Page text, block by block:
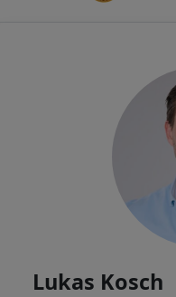
Lukas Kosch